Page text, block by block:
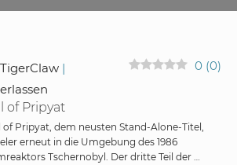
of Pripyat
TigerClaw 0 (0)
of Pripyat, dem neusten Stand-Alone-Titel,
erneut in die Umgebung des 1986
Tschernobyl. Der dritte Teil der …